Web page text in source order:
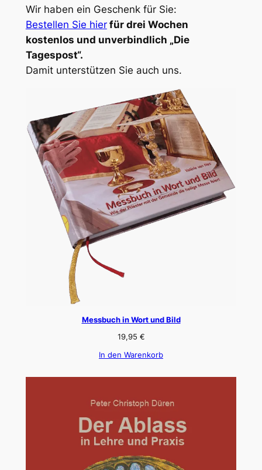
Wir haben ein Geschenk für Sie:
Bestellen Sie hier für drei Wochen
kostenlos und unverbindlich „Die
Tagespost“.
Damit unterstützen Sie auch uns.
Messbuch in Wort und Bild
19,95 €
In den Warenkorb